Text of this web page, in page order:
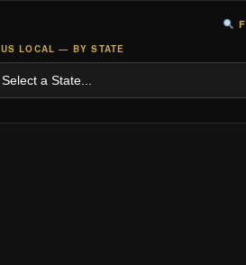
US LOCAL — BY STATE